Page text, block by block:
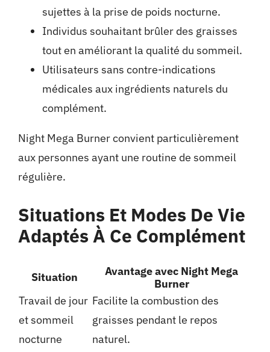
sujettes à la prise de poids nocturne.
Individus souhaitant brûler des graisses
tout en améliorant la qualité du sommeil.
Utilisateurs sans contre-indications
médicales aux ingrédients naturels du
complément.
Night Mega Burner convient particulièrement
aux personnes ayant une routine de sommeil
régulière.
Situations Et Modes De Vie
Adaptés À Ce Complément
Situation
Avantage avec Night Mega
Burner
Travail de jour
et sommeil
nocturne
Facilite la combustion des
graisses pendant le repos
naturel.